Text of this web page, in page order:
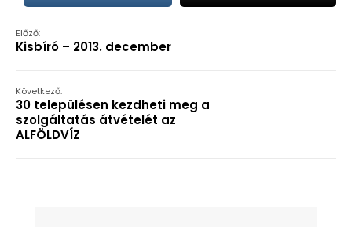
Előző:
Kisbíró – 2013. december
Következő:
30 településen kezdheti meg a
szolgáltatás átvételét az
ALFÖLDVÍZ